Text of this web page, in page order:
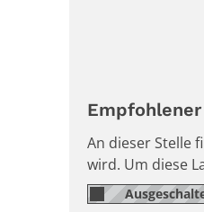
An dieser Stelle
wird. Um diese